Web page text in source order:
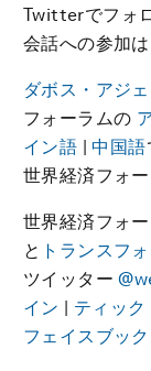
Twitterでフォ
会話への参加
ダボス・アジ
フォーラムの
イン語 |中国語
世界経済フォ
世界経済フォ
と トランスフ
ツイッター
イン | ティック
フェイスブック